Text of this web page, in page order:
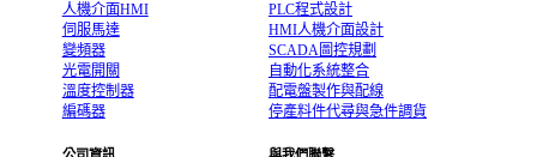
人機介面HMI
伺服馬達
變頻器
光電開關
溫度控制器
編碼器
PLC程式設計
HMI人機介面設計
SCADA圖控規劃
自動化系統整合
配電盤製作與配線
停產料件代尋與急件調貨